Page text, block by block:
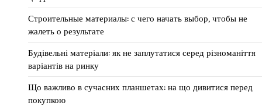
Строительные материалы: с чего начать выбор, чтобы не
жалеть о результате
Будівельні матеріали: як не заплутатися серед різноманіття
варіантів на ринку
Що важливо в сучасних планшетах: на що дивитися перед
покупкою